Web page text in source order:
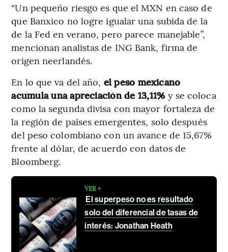
“Un pequeño riesgo es que el MXN en caso de
que Banxico no logre igualar una subida de la
de la Fed en verano, pero parece manejable”,
mencionan analistas de ING Bank, firma de
origen neerlandés.
En lo que va del año, el peso mexicano
acumula una apreciación de 13,11% y se coloca
como la segunda divisa con mayor fortaleza de
la región de países emergentes, solo después
del peso colombiano con un avance de 15,67%
frente al dólar, de acuerdo con datos de
Bloomberg.
VER +
El superpeso no es resultado
solo del diferencial de tasas de
interés: Jonathan Heath